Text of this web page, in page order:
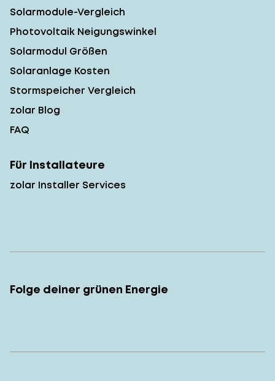
Solarmodule-Vergleich
Photovoltaik Neigungswinkel
Solarmodul Größen
Solaranlage Kosten
Stormspeicher Vergleich
zolar Blog
FAQ
Für Installateure
zolar Installer Services
Folge deiner grünen Energie